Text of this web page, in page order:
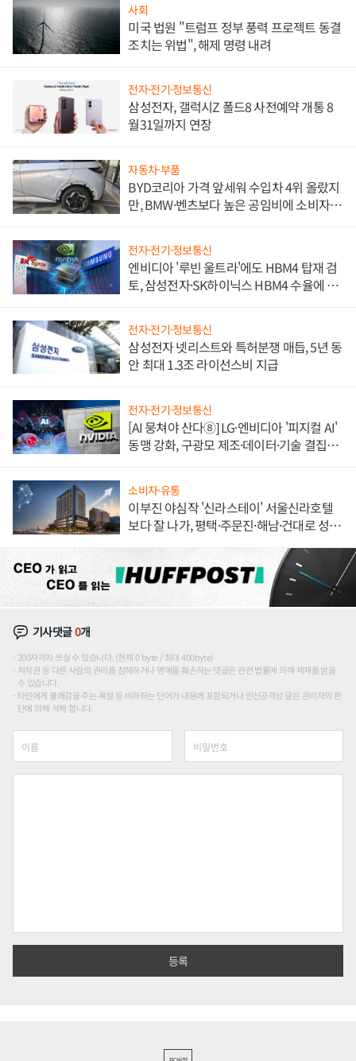
사회
미국 법원 "트럼프 정부 풍력 프로젝트 동결
조치는 위법", 해제 명령 내려
전자·전기·정보통신
삼성전자, 갤럭시Z 폴드8 사전예약 개통 8
월31일까지 연장
자동차·부품
BYD코리아 가격 앞세워 수입차 4위 올랐지
만, BMW·벤츠보다 높은 공임비에 소비자
전자·전기·정보통신
엔비디아 '루빈 울트라'에도 HBM4 탑재 검
토, 삼성전자·SK하이닉스 HBM4 수율에 주
전자·전기·정보통신
삼성전자 넷리스트와 특허분쟁 매듭, 5년 동
안 최대 1.3조 라이선스비 지급
전자·전기·정보통신
[AI 뭉쳐야 산다⑧] LG·엔비디아 '피지컬 AI'
동맹 강화, 구광모 제조·데이터·기술 결집
소비자·유통
이부진 야심작 '신라스테이' 서울신라호텔
보다 잘 나가, 평택·주문진·해남·건대로 성
기사댓글0개
200자까지 쓰실 수 있습니다. (현재 0 byte / 최대 400byte)
저작권 등 다른 사람의 권리를 침해하거나 명예를 훼손하는 댓글은 관련 법률에 의해 제재를 받을
수 있습니다.
타인에게 불쾌감을 주는 욕설 등 비하하는 단어가 내용에 포함되거나 인신공격성 글은 관리자의 판
단에 의해 삭제 합니다.